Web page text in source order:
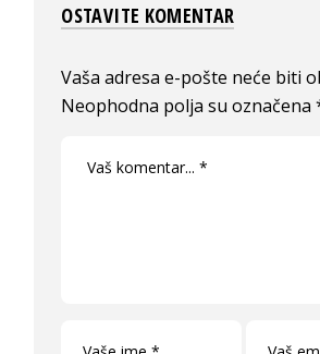
OSTAVITE KOMENTAR
Vaša adresa e-pošte neće biti
Neophodna polja su označena